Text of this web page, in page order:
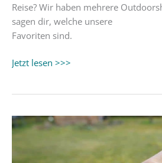
Reise? Wir haben mehrere
sagen dir, welche unsere
Favoriten sind.
Jetzt lesen >>>